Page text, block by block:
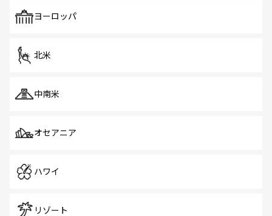
で、ホーカーズは地元の風情を楽しめる外せないスポット
ヨーロッパ
北米
中南米
オセアニア
ハワイ
リゾート